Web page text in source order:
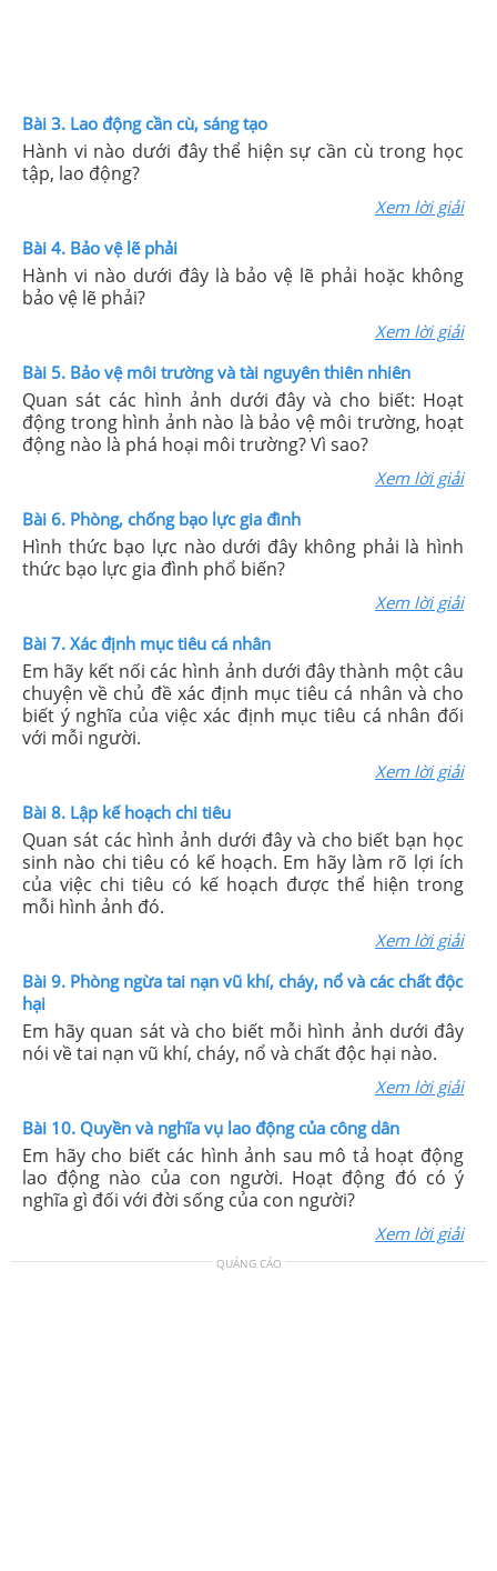
Bài 3. Lao động cần cù, sáng tạo
Hành vi nào dưới đây thể hiện sự cần cù trong học
tập, lao động?
Xem lời giải
Bài 4. Bảo vệ lẽ phải
Hành vi nào dưới đây là bảo vệ lẽ phải hoặc không
bảo vệ lẽ phải?
Xem lời giải
Bài 5. Bảo vệ môi trường và tài nguyên thiên nhiên
Quan sát các hình ảnh dưới đây và cho biết: Hoạt
động trong hình ảnh nào là bảo vệ môi trường, hoạt
động nào là phá hoại môi trường? Vì sao?
Xem lời giải
Bài 6. Phòng, chống bạo lực gia đình
Hình thức bạo lực nào dưới đây không phải là hình
thức bạo lực gia đình phổ biến?
Xem lời giải
Bài 7. Xác định mục tiêu cá nhân
Em hãy kết nối các hình ảnh dưới đây thành một câu
chuyện về chủ đề xác định mục tiêu cá nhân và cho
biết ý nghĩa của việc xác định mục tiêu cá nhân đối
với mỗi người.
Xem lời giải
Bài 8. Lập kế hoạch chi tiêu
Quan sát các hình ảnh dưới đây và cho biết bạn học
sinh nào chi tiêu có kế hoạch. Em hãy làm rõ lợi ích
của việc chi tiêu có kế hoạch được thể hiện trong
mỗi hình ảnh đó.
Xem lời giải
Bài 9. Phòng ngừa tai nạn vũ khí, cháy, nổ và các chất độc
hại
Em hãy quan sát và cho biết mỗi hình ảnh dưới đây
nói về tai nạn vũ khí, cháy, nổ và chất độc hại nào.
Xem lời giải
Bài 10. Quyền và nghĩa vụ lao động của công dân
Em hãy cho biết các hình ảnh sau mô tả hoạt động
lao động nào của con người. Hoạt động đó có ý
nghĩa gì đối với đời sống của con người?
Xem lời giải
QUẢNG CÁO